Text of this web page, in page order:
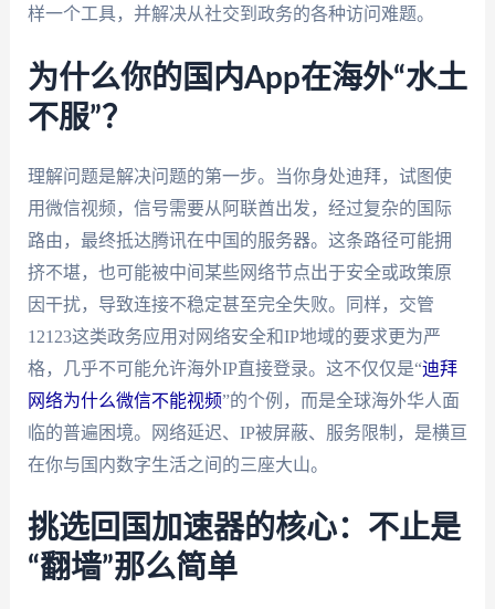
样一个工具，并解决从社交到政务的各种访问难题。
为什么你的国内App在海外“水土
不服”？
理解问题是解决问题的第一步。当你身处迪拜，试图使
用微信视频，信号需要从阿联酋出发，经过复杂的国际
路由，最终抵达腾讯在中国的服务器。这条路径可能拥
挤不堪，也可能被中间某些网络节点出于安全或政策原
因干扰，导致连接不稳定甚至完全失败。同样，交管
12123这类政务应用对网络安全和IP地域的要求更为严
格，几乎不可能允许海外IP直接登录。这不仅仅是“迪拜
网络为什么微信不能视频”的个例，而是全球海外华人面
临的普遍困境。网络延迟、IP被屏蔽、服务限制，是横亘
在你与国内数字生活之间的三座大山。
挑选回国加速器的核心：不止是
“翻墙”那么简单